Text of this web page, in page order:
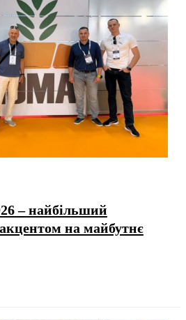
– найбільший
на майбутнє